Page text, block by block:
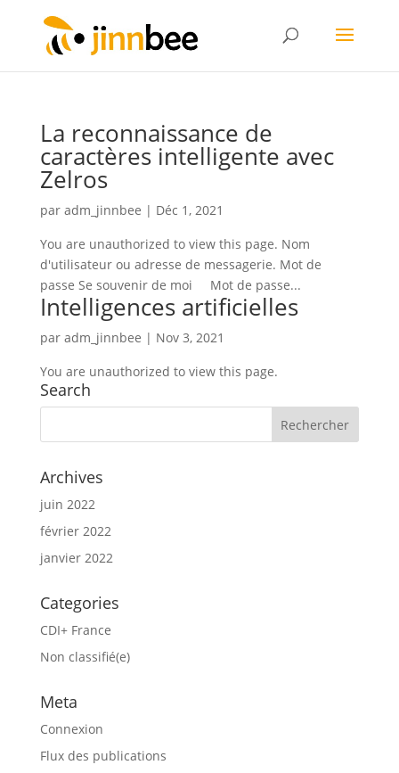
La reconnaissance de
caractères intelligente avec
Zelros
par adm_jinnbee | Déc 1, 2021
You are unauthorized to view this page. Nom
d'utilisateur ou adresse de messagerie. Mot de
passe Se souvenir de moi Mot de passe...
Intelligences artificielles
par adm_jinnbee | Nov 3, 2021
You are unauthorized to view this page.
Search
Archives
juin 2022
février 2022
janvier 2022
Categories
CDI+ France
Non classifié(e)
Meta
Connexion
Flux des publications